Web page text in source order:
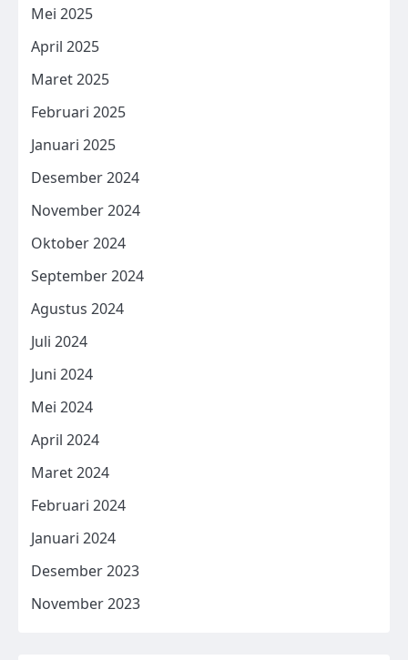
Mei 2025
April 2025
Maret 2025
Februari 2025
Januari 2025
Desember 2024
November 2024
Oktober 2024
September 2024
Agustus 2024
Juli 2024
Juni 2024
Mei 2024
April 2024
Maret 2024
Februari 2024
Januari 2024
Desember 2023
November 2023